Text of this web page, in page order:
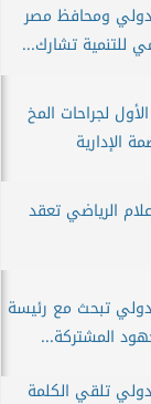
ومحافظ مصر
للتنمية تشارك...
لجراحات المخ
الإدارية
الرياضي تعقد
تبحث مع رئيسة
المشتركة...
تلقي الكلمة